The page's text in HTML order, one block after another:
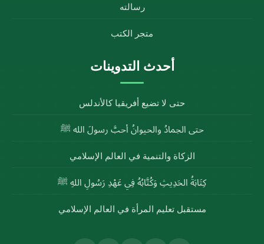
رسالته
متجر الكتب
أحدث التدوينات
حتى لا تضيع أفريقيا كالأندلس
حتى الجمادُ والحيوانُ أحبَّ رسولَ الله ﷺ
الزكاة والتنمية في العالم الإسلامي
كِتَابَةُ الحَدِيثِ وَكُتَّابُهُ فِي عَهْدِ رَسُولِ اللهِ ﷺ
مستقبل تعليم المرأة في العالم الإسلامي